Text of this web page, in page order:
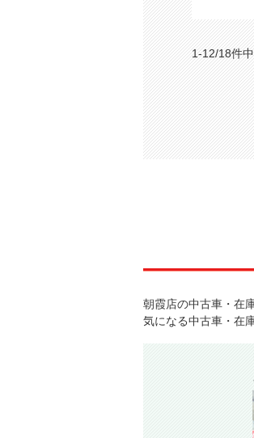
1-12/18件中
朝霞店の中古車・在
気になる中古車・在